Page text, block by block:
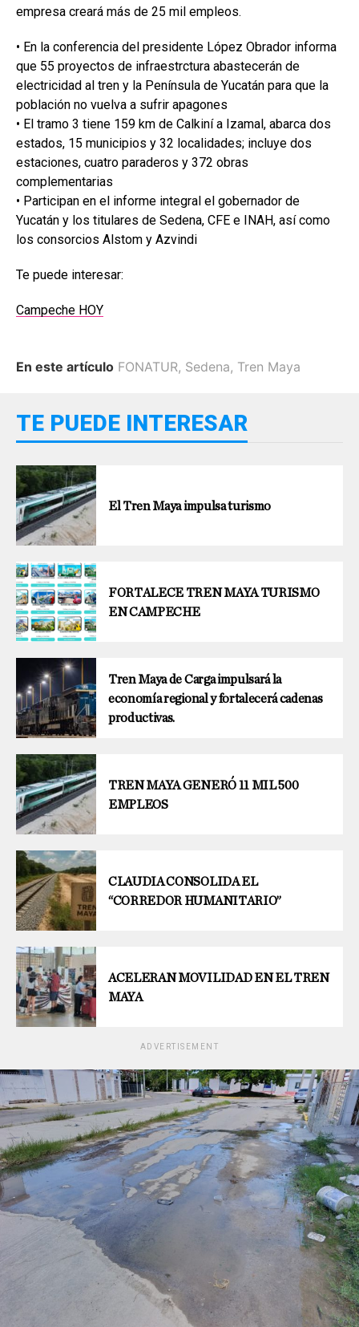
empresa creará más de 25 mil empleos.
• En la conferencia del presidente López Obrador informa
que 55 proyectos de infraestrctura abastecerán de
electricidad al tren y la Península de Yucatán para que la
población no vuelva a sufrir apagones
• El tramo 3 tiene 159 km de Calkiní a Izamal, abarca dos
estados, 15 municipios y 32 localidades; incluye dos
estaciones, cuatro paraderos y 372 obras
complementarias
• Participan en el informe integral el gobernador de
Yucatán y los titulares de Sedena, CFE e INAH, así como
los consorcios Alstom y Azvindi
Te puede interesar:
Campeche HOY
En este artículo FONATUR, Sedena, Tren Maya
TE PUEDE INTERESAR
El Tren Maya impulsa turismo
FORTALECE TREN MAYA TURISMO
EN CAMPECHE
Tren Maya de Carga impulsará la
economía regional y fortalecerá cadenas
productivas.
TREN MAYA GENERÓ 11 MIL 500
EMPLEOS
CLAUDIA CONSOLIDA EL
“CORREDOR HUMANITARIO”
ACELERAN MOVILIDAD EN EL TREN
MAYA
ADVERTISEMENT